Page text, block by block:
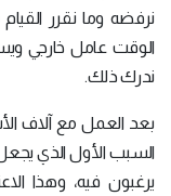
نرفضه وما نقرر
الوقت عامل خارجي
ندرك ذلك.
بعد العمل مع آلاف
السبب الأول الذي يجعل
يرغبون فيه، وهذا